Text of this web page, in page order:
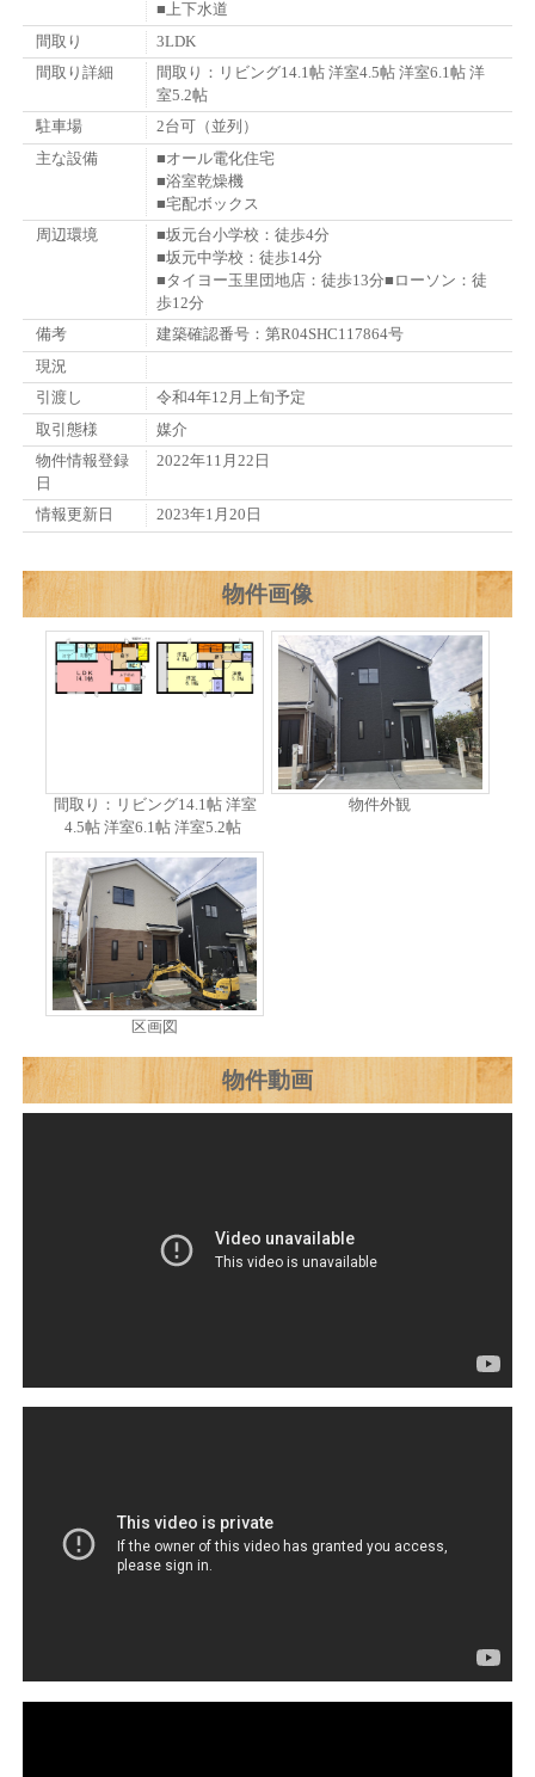
■上下水道
間取り
3LDK
間取り詳細
間取り：リビング14.1帖 洋室4.5帖 洋室6.1帖 洋
室5.2帖
駐車場
2台可（並列）
主な設備
■オール電化住宅
■浴室乾燥機
■宅配ボックス
周辺環境
■坂元台小学校：徒歩4分
■坂元中学校：徒歩14分
■タイヨー玉里団地店：徒歩13分■ローソン：徒
歩12分
備考
建築確認番号：第R04SHC117864号
現況
引渡し
令和4年12月上旬予定
取引態様
媒介
物件情報登録
日
2022年11月22日
情報更新日 2023年1月20日
物件画像
間取り：リビング14.1帖 洋室
4.5帖 洋室6.1帖 洋室5.2帖
物件外観
区画図
物件動画